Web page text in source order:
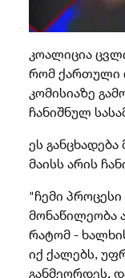
კოალიცია
რომქართული
კომისიაზე
ჩანიშნულ
ეს
მაისს არის
"ჩემი
მონაწილეობა
რატომ -
იქ ქალებს,
განმეორდეს.